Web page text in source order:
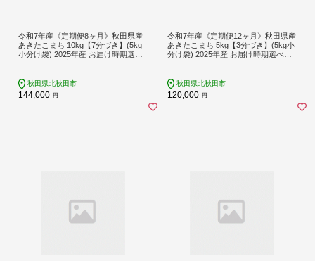
令和7年産《定期便8ヶ月》秋田県産
あきたこまち 10kg【7分づき】(5kg
小分け袋) 2025年産 お届け時期選べ
あきたこまち 米どころ 東北 北秋田
市 定期便 毎月お届け]
秋田県北秋田市
144,000 円
令和7年産《定期便12ヶ月》秋田県産
あきたこまち 5kg【3分づき】(5kg小
分け袋) 2025年産 お届け時期選べる
きたこまち 米どころ 東北 北秋田市
定期便 毎月お届け]
秋田県北秋田市
120,000 円